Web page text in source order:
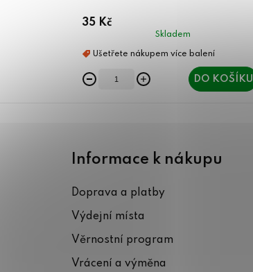
35 Kč
Skladem
DO KOŠÍKU
Informace k nákupu
Doprava a platby
Výdejní místa
Věrnostní program
Vrácení a výměna